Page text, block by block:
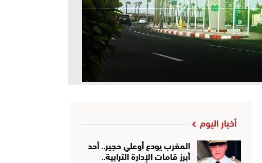
أخبار اليوم
المغرب يودع أوعلي حجير.. أحد
أبرز قامات الإدارة الترابية..